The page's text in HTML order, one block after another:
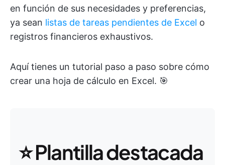
en función de sus necesidades y preferencias,
ya sean listas de tareas pendientes de Excel o
registros financieros exhaustivos.
Aquí tienes un tutorial paso a paso sobre cómo
crear una hoja de cálculo en Excel. 🎯
⭐ Plantilla destacada